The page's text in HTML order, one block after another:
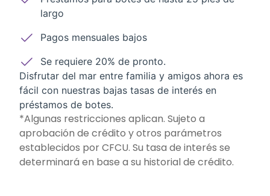
largo
Pagos mensuales bajos
Se requiere 20% de pronto.
Disfrutar del mar entre familia y amigos ahora es
fácil con nuestras bajas tasas de interés en
préstamos de botes.
*Algunas restricciones aplican. Sujeto a
aprobación de crédito y otros parámetros
establecidos por CFCU. Su tasa de interés se
determinará en base a su historial de crédito.